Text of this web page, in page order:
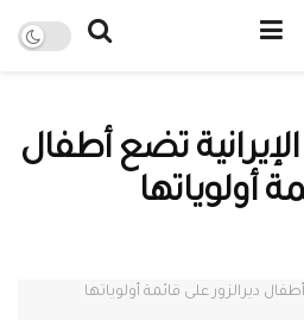
الإيرانية تضع أطفال
أولوياتها